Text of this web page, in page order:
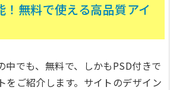
！無料で使える高品質アイ
中でも、無料で、しかもPSD付きで
をご紹介します。サイトのデザイン